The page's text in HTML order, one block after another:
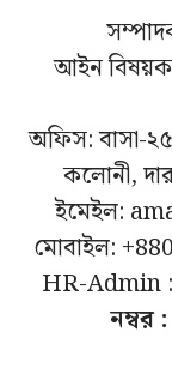
আইন
অফিস: বাসা-
কলোনী,
ইমেইল:
মোবাইল:
HR-Admin
নম্বর